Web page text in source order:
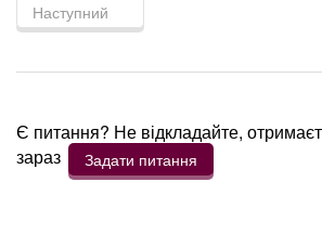
Наступний
Є питання? Не відкладайте,
зараз
Задати питання